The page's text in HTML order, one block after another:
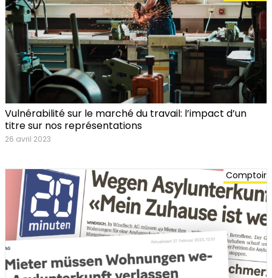
Vulnérabilité sur le marché du travail: l’impact d’un
titre sur nos représentations
26 avril 2023
Comptoir